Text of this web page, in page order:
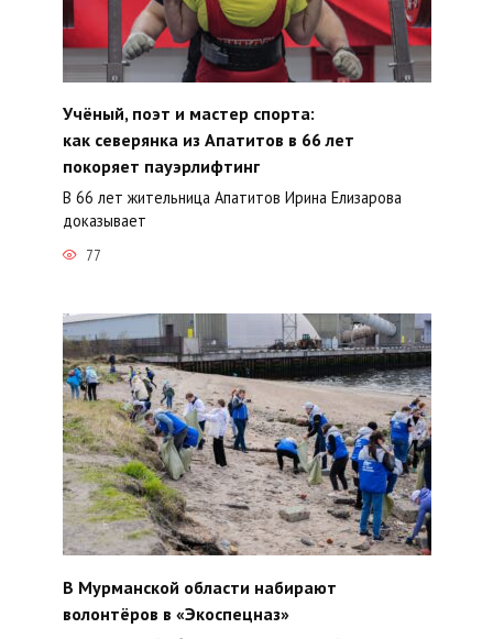
Учёный, поэт и мастер спорта:
как северянка из Апатитов в 66 лет
покоряет пауэрлифтинг
В 66 лет жительница Апатитов Ирина Елизарова
доказывает
77
В Мурманской области набирают
волонтёров в «Экоспецназ»